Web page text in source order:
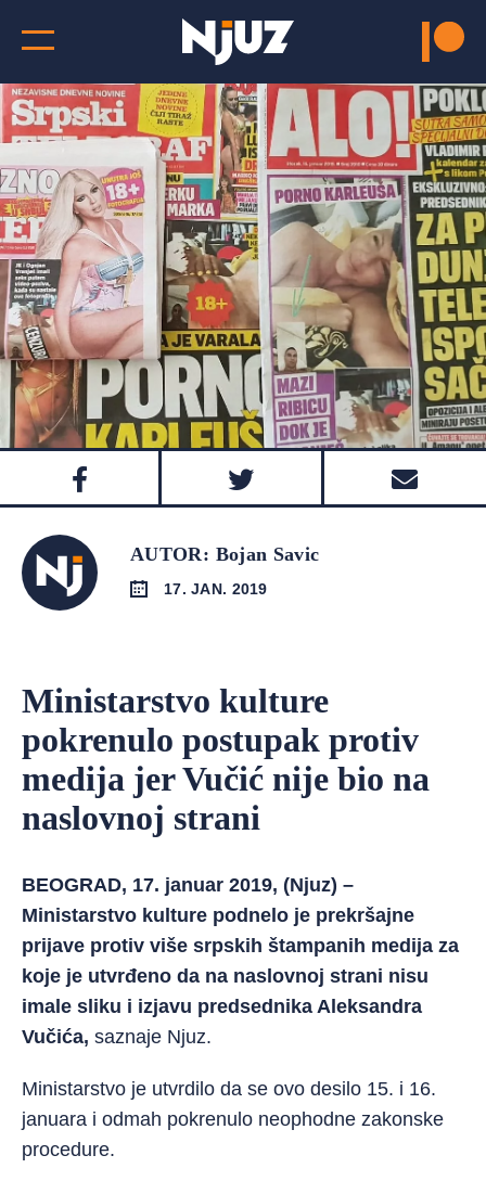
AUTOR: Bojan Savic
17. JAN. 2019
Ministarstvo kulture
pokrenulo postupak protiv
medija jer Vučić nije bio na
naslovnoj strani
BEOGRAD, 17. januar 2019, (Njuz) –
Ministarstvo kulture podnelo je prekršajne
prijave protiv više srpskih štampanih medija za
koje je utvrđeno da na naslovnoj strani nisu
imale sliku i izjavu predsednika Aleksandra
Vučića, saznaje Njuz.
Ministarstvo je utvrdilo da se ovo desilo 15. i 16.
januara i odmah pokrenulo neophodne zakonske
procedure.